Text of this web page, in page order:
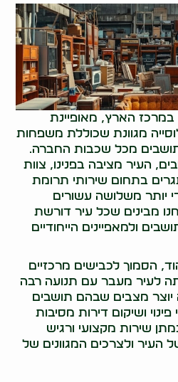
במרכז הארץ, מאופיינת
מגוונת שכוללת משפחות
מכל שכבות החברה.
מ-70,000 תושבים, העיר מציבה בפנינו, צוות
בתחום שירותי תרומת
יותר משלושה עשורים
מבינים שכל עיר דורשת
ולמאפיינים הייחודיים
הסמוך לכבישים מרכזיים
לעיר מעבר עם תנועה רבה
מצבים שבהם תושבים
ושיקום דירות מסיבות
שירות מקצועי ורגיש
ולצרכים המגוונים של